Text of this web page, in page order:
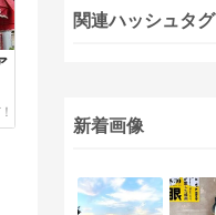
関連ハッシュタグ
新着画像